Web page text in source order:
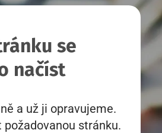
se
načíst
a už ji opravujeme.
stránku.